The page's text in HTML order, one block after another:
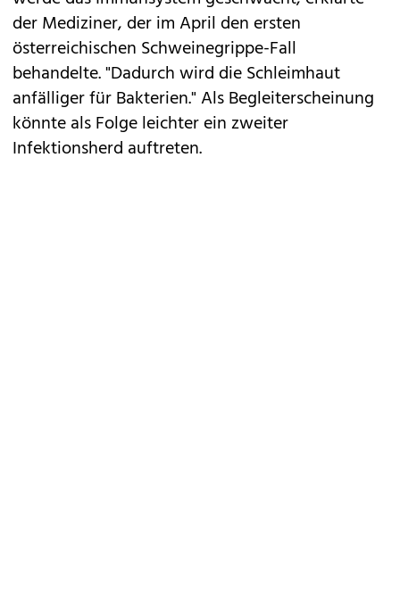
der Mediziner, der im April den ersten
österreichischen Schweinegrippe-Fall
behandelte. "Dadurch wird die Schleimhaut
anfälliger für Bakterien." Als Begleiterscheinung
könnte als Folge leichter ein zweiter
Infektionsherd auftreten.